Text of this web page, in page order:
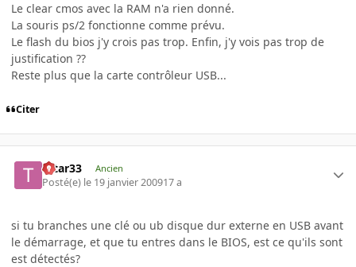
Le clear cmos avec la RAM n'a rien donné.
La souris ps/2 fonctionne comme prévu.
Le flash du bios j'y crois pas trop. Enfin, j'y vois pas trop de
justification ??
Reste plus que la carte contrôleur USB...
Citer
tatar33 Ancien
Posté(e) le 19 janvier 200917 a
si tu branches une clé ou ub disque dur externe en USB avant
le démarrage, et que tu entres dans le BIOS, est ce qu'ils sont
est détectés?